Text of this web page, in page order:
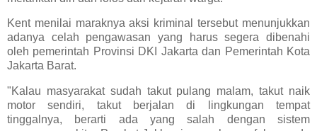
Kent menilai maraknya aksi kriminal tersebut menunjukkan
adanya celah pengawasan yang harus segera dibenahi
oleh pemerintah Provinsi DKI Jakarta dan Pemerintah Kota
Jakarta Barat.
"Kalau masyarakat sudah takut pulang malam, takut naik
motor sendiri, takut berjalan di lingkungan tempat
tinggalnya, berarti ada yang salah dengan sistem